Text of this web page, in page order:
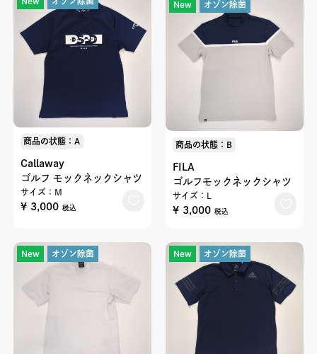
商品の状態：A
Callaway
ゴルフ モックネックシャツ
サイズ：M
¥ 3,000 税込
New オゾン除菌
商品の状態：B
FILA
ゴルフモックネックシャツ
サイズ：L
¥ 3,000 税込
New オゾン除菌 New オゾン除菌